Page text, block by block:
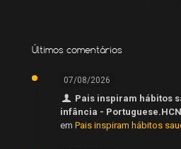
Últimos comentários
07/08/2026
Pais inspiram hábitos
infância -
em Pais inspiram hábitos